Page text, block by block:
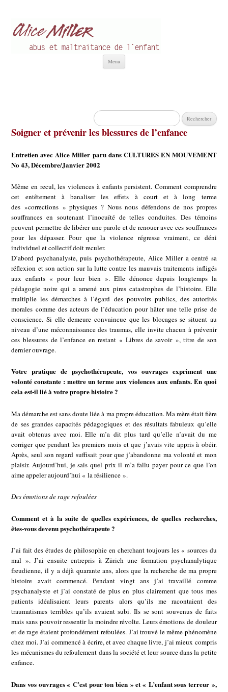
Menu
Rechercher :
Soigner et prévenir les blessures de l’enfance
Entretien avec Alice Miller paru dans CULTURES EN MOUVEMENT
No 43, Décembre/Janvier 2002
Même en recul, les violences à enfants persistent. Comment comprendre
cet entêtement à banaliser les effets à court et à long terme
des »corrections » physiques ? Nous nous défendons de nos propres
souffrances en soutenant l’inocuïté de telles conduites. Des témoins
peuvent permettre de libérer une parole et de renouer avec ces souffrances
pour les dépasser. Pour que la violence régresse vraiment, ce déni
individuel et collectif doit reculer.
D’abord psychanalyste, puis psychothérapeute, Alice Miller a centré sa
réflexion et son action sur la lutte contre les mauvais traitements infligés
aux enfants « pour leur bien ». Elle dénonce depuis longtemps la
pédagogie noire qui a amené aux pires catastrophes de l’histoire. Elle
multiplie les démarches à l’égard des pouvoirs publics, des autorités
morales comme des acteurs de l’éducation pour hâter une telle prise de
conscience. Si elle demeure convaincue que les blocages se situent au
niveau d’une méconnaissance des traumas, elle invite chacun à prévenir
ces blessures de l’enfance en restant « Libres de savoir », titre de son
dernier ouvrage.
Votre pratique de psychothérapeute, vos ouvrages expriment une
volonté constante : mettre un terme aux violences aux enfants. En quoi
cela est-il lié à votre propre histoire ?
Ma démarche est sans doute liée à ma propre éducation. Ma mère était fière
de ses grandes capacités pédagogiques et des résultats fabuleux qu’elle
avait obtenus avec moi. Elle m’a dit plus tard qu’elle n’avait du me
corriger que pendant les premiers mois et que j’avais vite appris à obéir.
Après, seul son regard suffisait pour que j’abandonne ma volonté et mon
plaisir. Aujourd’hui, je sais quel prix il m’a fallu payer pour ce que l’on
aime appeler aujourd’hui « la résilience ».
Des émotions de rage refoulées
Comment et à la suite de quelles expériences, de quelles recherches,
êtes-vous devenu psychothérapeute ?
J’ai fait des études de philosophie en cherchant toujours les « sources du
mal ». J’ai ensuite entrepris à Zürich une formation psychanalytique
freudienne, il y a déjà quarante ans, alors que la recherche de ma propre
histoire avait commencé. Pendant vingt ans j’ai travaillé comme
psychanalyste et j’ai constaté de plus en plus clairement que tous mes
patients idéalisaient leurs parents alors qu’ils me racontaient des
traumatismes terribles qu’ils avaient subi. Ils se sont souvenus de faits
mais sans pouvoir ressentir la moindre révolte. Leurs émotions de douleur
et de rage étaient profondément refoulées. J’ai trouvé le même phénomène
chez moi. J’ai commencé à écrire, et avec chaque livre, j’ai mieux compris
les mécanismes du refoulement dans la société et leur source dans la petite
enfance.
Dans vos ouvrages « C’est pour ton bien » et « L’enfant sous terreur »,